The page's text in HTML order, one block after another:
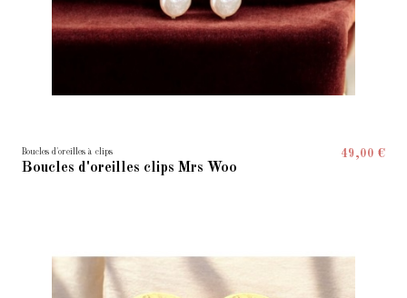
Boucles d'oreilles à clips
Boucles d'oreilles clips Mrs Woo
49,00 €